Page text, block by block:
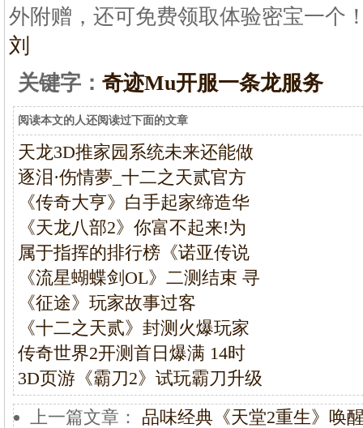
外附赠，还可免费领取体验密宝一个
刘
关键字： 奇迹Mu开服一条龙服务
阅读本文的人还阅读过下面的文章
天龙3D推家园系统未来还能做
逐泪·伤情夢_十二之天贰官方
《传奇大亨》白手起家缔造华
《天龙八部2》你富不起来!为
属于指挥的排行榜《诺亚传说
《流星蝴蝶剑OL》二测结束 寻
《征途》玩家故事过客
《十二之天贰》封测火爆玩家
传奇世界2开测首日爆满 14时
3D页游《霸刀2》试玩霸刀升级
上一篇文章： 品味经典《天堂2重生》唤